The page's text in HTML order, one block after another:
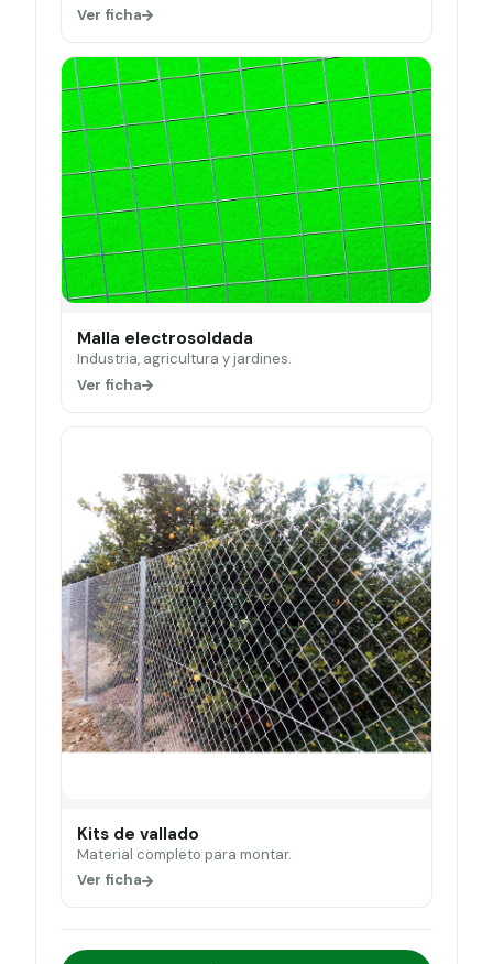
Ver ficha
Malla electrosoldada
Industria, agricultura y jardines.
Ver ficha
Kits de vallado
Material completo para montar.
Ver ficha